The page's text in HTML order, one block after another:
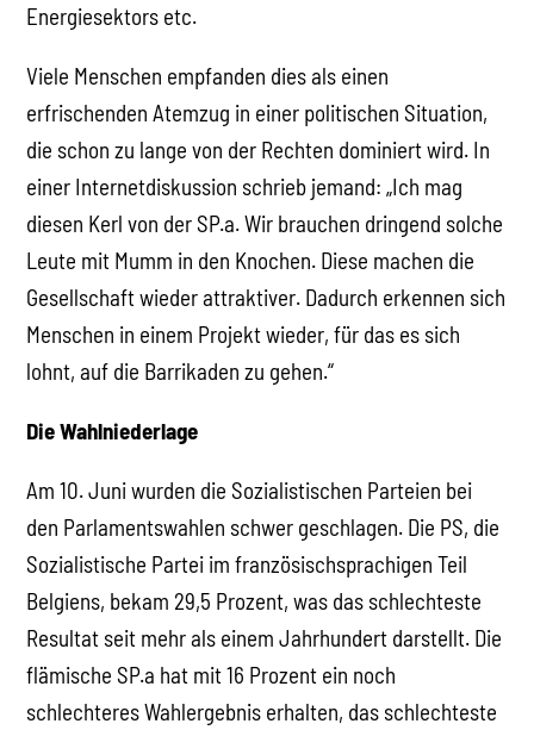
Energiesektors etc.
Viele Menschen empfanden dies als einen
erfrischenden Atemzug in einer politischen Situation,
die schon zu lange von der Rechten dominiert wird. In
einer Internetdiskussion schrieb jemand: „Ich mag
diesen Kerl von der SP.a. Wir brauchen dringend solche
Leute mit Mumm in den Knochen. Diese machen die
Gesellschaft wieder attraktiver. Dadurch erkennen sich
Menschen in einem Projekt wieder, für das es sich
lohnt, auf die Barrikaden zu gehen.“
Die Wahlniederlage
Am 10. Juni wurden die Sozialistischen Parteien bei
den Parlamentswahlen schwer geschlagen. Die PS, die
Sozialistische Partei im französischsprachigen Teil
Belgiens, bekam 29,5 Prozent, was das schlechteste
Resultat seit mehr als einem Jahrhundert darstellt. Die
flämische SP.a hat mit 16 Prozent ein noch
schlechteres Wahlergebnis erhalten, das schlechteste